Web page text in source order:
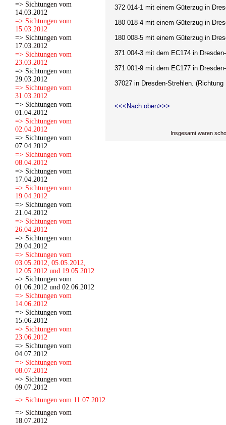
=> Sichtungen vom
14.03.2012
=> Sichtungen vom
15.03.2012
=> Sichtungen vom
17.03.2012
=> Sichtungen vom
23.03.2012
=> Sichtungen vom
29.03.2012
=> Sichtungen vom
31.03.2012
=> Sichtungen vom
01.04.2012
=> Sichtungen vom
02.04.2012
=> Sichtungen vom
07.04.2012
=> Sichtungen vom
08.04.2012
=> Sichtungen vom
17.04.2012
=> Sichtungen vom
19.04.2012
=> Sichtungen vom
21.04.2012
=> Sichtungen vom
26.04.2012
=> Sichtungen vom
29.04.2012
=> Sichtungen vom
03.05.2012, 05.05.2012,
12.05.2012 und 19.05.2012
=> Sichtungen vom
01.06.2012 und 02.06.2012
=> Sichtungen vom
14.06.2012
=> Sichtungen vom
15.06.2012
=> Sichtungen vom
23.06.2012
=> Sichtungen vom
04.07.2012
=> Sichtungen vom
08.07.2012
=> Sichtungen vom
09.07.2012
=> Sichtungen vom 11.07.2012
=> Sichtungen vom
18.07.2012
372 014-1 mit einem Güterzug in
180 018-4 mit einem Güterzug in
180 008-5 mit einem Güterzug in
371 004-3 mit dem EC174 in
371 001-9 mit dem EC177 in
37027 in Dresden-Strehlen. (Richtung
<<<Nach oben>>>
Insgesamt waren